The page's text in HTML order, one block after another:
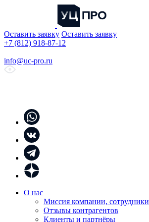
Оставить заявку Оставить заявку
+7 (812) 918-87-12
info@uc-pro.ru
О нас
Миссия компании, сотрудники
Отзывы контрагентов
Клиенты и партнёры